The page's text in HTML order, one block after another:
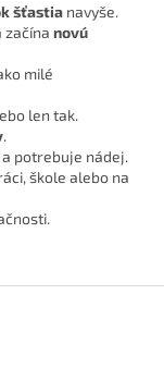
šťastia navyše.
začína novú
milé
len tak.
.
potrebuje nádej.
škole alebo na